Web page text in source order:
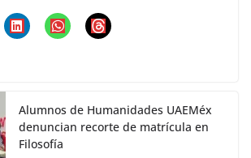
Alumnos de Humanidades UAEMéx
denuncian recorte de matrícula en
Filosofía